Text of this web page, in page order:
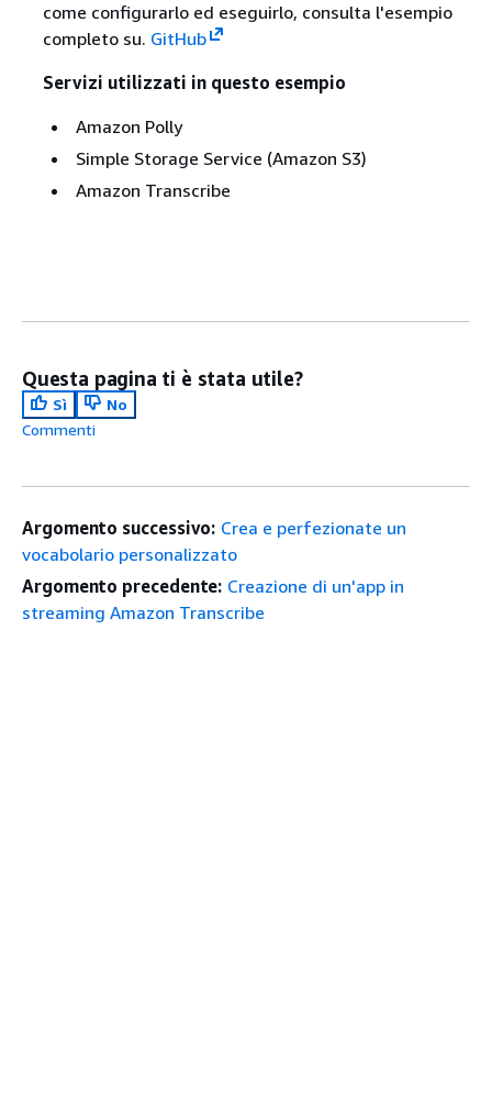
come configurarlo ed eseguirlo, consulta l'esempio
completo su. GitHub
Servizi utilizzati in questo esempio
Amazon Polly
Simple Storage Service (Amazon S3)
Amazon Transcribe
Questa pagina ti è stata utile?
Sì
No
Commenti
Argomento successivo: Crea e perfezionate un
vocabolario personalizzato
Argomento precedente: Creazione di un'app in
streaming Amazon Transcribe